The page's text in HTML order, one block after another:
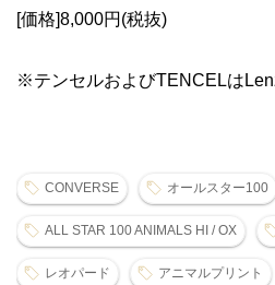
[価格]8,000円(税抜)
※テンセルおよびTENCELは
CONVERSE オールスター100
ALL STAR 100 ANIMALS HI / OX
レオパード アニマルプリント